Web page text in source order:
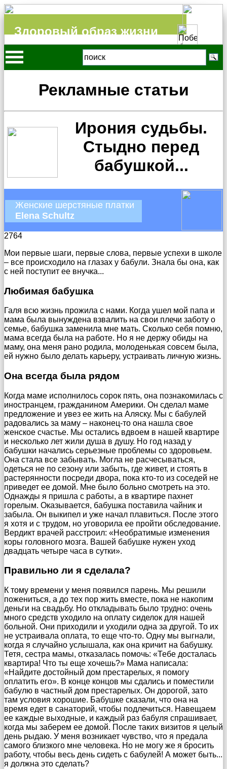
Здоровый образ жизни
Рекламные статьи
Ирония судьбы.
Стыдно перед
бабушкой...
Женские шерстяные платки
Elena Schultz
2764
Мои первые шаги, первые слова, первые успехи в школе
– все происходило на глазах у бабули. Знала бы она, как
с ней поступит ее внучка...
Любимая бабушка
Галя всю жизнь прожила с нами. Когда ушел мой папа и
мама была вынуждена взвалить на свои плечи заботу о
семье, бабушка заменила мне мать. Сколько себя помню,
мама всегда была на работе. Но я не держу обиды на
маму, она меня рано родила, молоденькая совсем была,
ей нужно было делать карьеру, устраивать личную жизнь.
Она всегда была рядом
Когда маме исполнилось сорок пять, она познакомилась с
иностранцем, гражданином Америки. Он сделал маме
предложение и увез ее жить на Аляску. Мы с бабулей
радовались за маму – наконец-то она нашла свое
женское счастье. Мы остались вдвоем в нашей квартире
и несколько лет жили душа в душу. Но год назад у
бабушки начались серьезные проблемы со здоровьем.
Она cтала все забывать. Могла не расчесываться,
одеться не по сезону или забыть, где живет, и стоять в
растерянности посреди двора, пока кто-то из соседей не
приведет ее домой. Мне было больно смотреть на это.
Однажды я пришла с работы, а в квартире пахнет
горелым. Оказывается, бабушка поставила чайник и
забыла. Он выкипел и уже начал плавиться. После этого
я хотя и с трудом, но уговорила ее пройти обследование.
Вердикт врачей расстроил: «Необратимые изменения
коры головного мозга. Вашей бабушке нужен уход
двадцать четыре часа в сутки».
Правильно ли я сделала?
К тому времени у меня появился парень. Мы решили
пожениться, а до тех пор жить вместе, пока не накопим
деньги на свадьбу. Но откладывать было трудно: очень
много средств уходило на оплату сиделок для нашей
больной. Они приходили и уходили одна за другой. То их
не устраивала оплата, то еще что-то. Одну мы выгнали,
когда я случайно услышала, как она кричит на бабушку.
Тетя, сестра мамы, отказалась помочь: «Тебе досталась
квартира! Что ты еще хочешь?» Мама написала:
«Найдите достойный дом престарелых, я помогу
оплатить его». В конце концов мы сдались и поместили
бабулю в частный дом престарелых. Он дорогой, зато
там условия хорошие. Бабушке сказали, что она на
время едет в санаторий, чтобы подлечиться. Навещаем
ее каждые выходные, и каждый раз бабуля спрашивает,
когда мы заберем ее домой. После таких визитов я целый
день рыдаю. У меня возникает чувство, что я предала
самого близкого мне человека. Но не могу же я бросить
работу, чтобы весь день сидеть с бабулей! А может быть...
я должна это сделать?